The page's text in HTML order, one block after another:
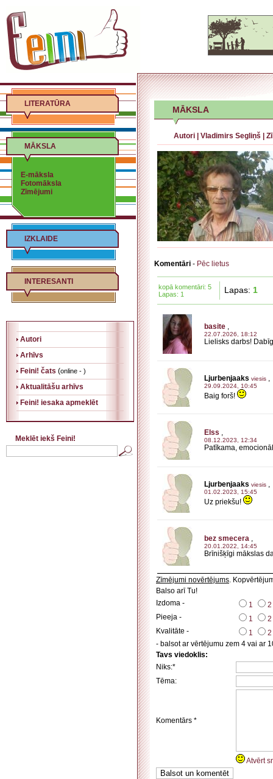
LITERATŪRA
MĀKSLA
E-māksla
Fotomāksla
Zīmējumi
IZKLAIDE
INTERESANTI
Autori
Arhīvs
Feini! čats (online - )
Aktualitāšu arhīvs
Feini! iesaka apmeklēt
Meklēt iekš Feini!
MĀKSLA
Autori Vladimirs Segliņš
Komentāri - Pēc lietus
kopā komentāri: 5
Lapas: 1
Lapas: 1
basite ,
22.07.2026, 18:12
Lielisks darbs!
Ljurbenjaaks viesis ,
29.09.2024, 10:45
Baig forš!
Elss ,
08.12.2023, 12:34
Patīkama,
Ljurbenjaaks viesis ,
01.02.2023, 15:45
Uz priekšu!
bez smecera ,
20.01.2022, 14:45
Brīnišķīgi mākslas
Zīmējumi novērtējums.
Balso arī Tu!
Izdoma -
1
2
Pieeja -
1
2
Kvalitāte -
1
2
- balsot ar vērtējumu zem 4 vai ar
Tavs viedoklis:
Niks:*
Tēma:
Komentārs *
Atvērt